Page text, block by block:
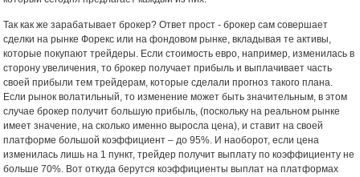
Так как же зарабатывает брокер? Ответ прост - брокер сам совершает
сделки на рынке Форекс или на фондовом рынке, вкладывая те активы,
которые покупают трейдеры. Если стоимость евро, например, изменилась в
сторону увеличения, то брокер получает прибыль и выплачивает часть
своей прибыли тем трейдерам, которые сделали прогноз такого плана.
Если рынок волатильный, то изменение может быть значительным, в этом
случае брокер получит большую прибыль, (поскольку на реальном рынке
имеет значение, на сколько именно выросла цена), и ставит на своей
платформе большой коэффициент – до 95%. И наоборот, если цена
изменилась лишь на 1 пункт, трейдер получит выплату по коэффициенту не
больше 70%. Вот откуда берутся коэффициенты выплат на платформах